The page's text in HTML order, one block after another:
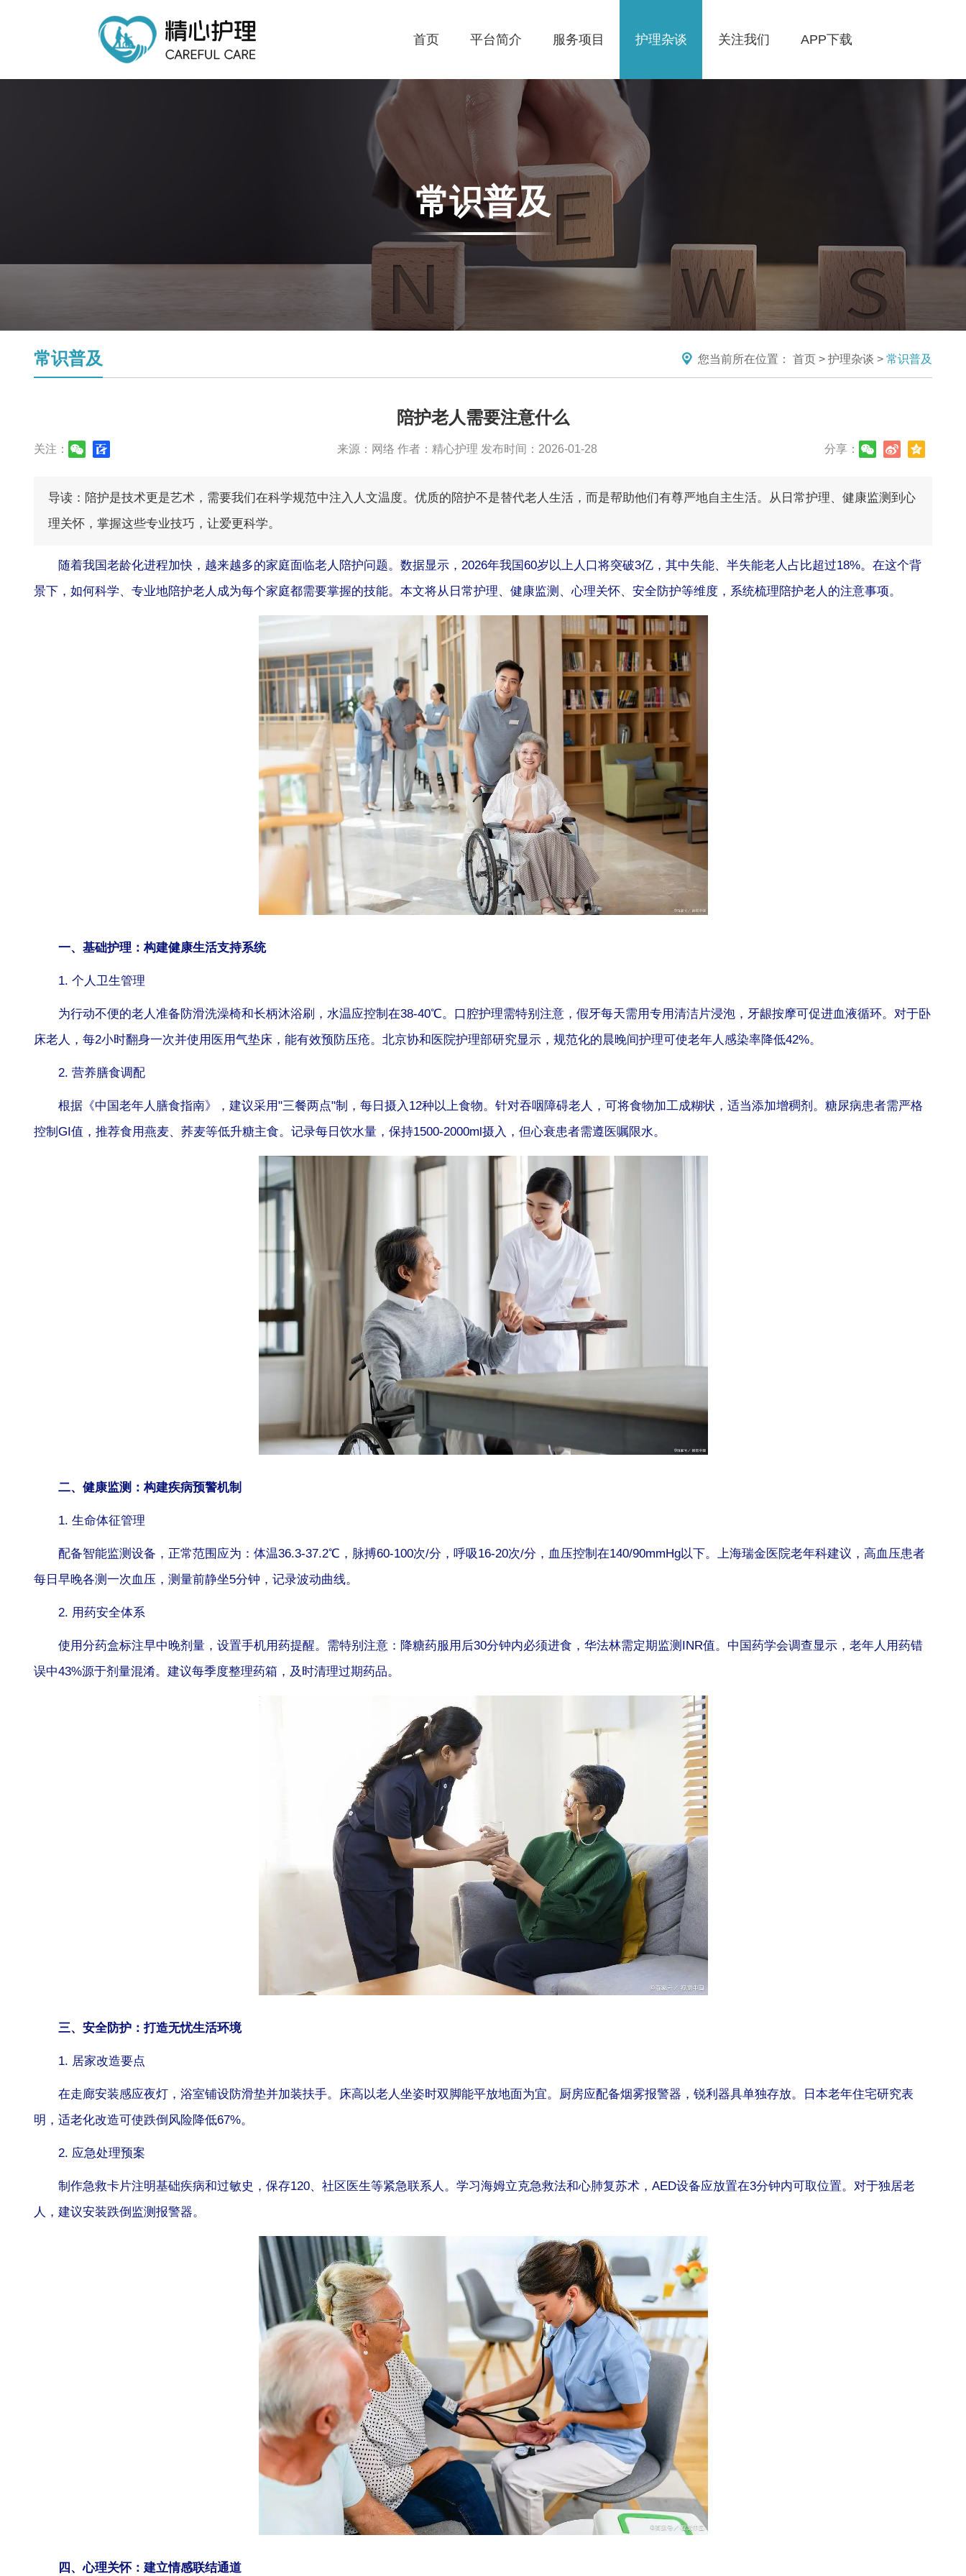
首页 平台简介 服务项目 护理杂谈 关注我们 APP下载
常识普及
常识普及 您当前所在位置： 首页 > 护理杂谈 > 常识普及
陪护老人需要注意什么
关注： 来源：网络 作者：精心护理 发布时间：2026-01-28 分享：
导读：陪护是技术更是艺术，需要我们在科学规范中注入人文温度。优质的陪护不是替代老人生活，而是帮助他们有尊严地自主生活。从日常护理、健康监测到心
理关怀，掌握这些专业技巧，让爱更科学。
随着我国老龄化进程加快，越来越多的家庭面临老人陪护问题。数据显示，2026年我国60岁以上人口将突破3亿，其中失能、半失能老人占比超过18%。在这个背
景下，如何科学、专业地陪护老人成为每个家庭都需要掌握的技能。本文将从日常护理、健康监测、心理关怀、安全防护等维度，系统梳理陪护老人的注意事项。
一、基础护理：构建健康生活支持系统
1. 个人卫生管理
为行动不便的老人准备防滑洗澡椅和长柄沐浴刷，水温应控制在38-40℃。口腔护理需特别注意，假牙每天需用专用清洁片浸泡，牙龈按摩可促进血液循环。对于卧
床老人，每2小时翻身一次并使用医用气垫床，能有效预防压疮。北京协和医院护理部研究显示，规范化的晨晚间护理可使老年人感染率降低42%。
2. 营养膳食调配
根据《中国老年人膳食指南》，建议采用"三餐两点"制，每日摄入12种以上食物。针对吞咽障碍老人，可将食物加工成糊状，适当添加增稠剂。糖尿病患者需严格
控制GI值，推荐食用燕麦、荞麦等低升糖主食。记录每日饮水量，保持1500-2000ml摄入，但心衰患者需遵医嘱限水。
二、健康监测：构建疾病预警机制
1. 生命体征管理
配备智能监测设备，正常范围应为：体温36.3-37.2℃，脉搏60-100次/分，呼吸16-20次/分，血压控制在140/90mmHg以下。上海瑞金医院老年科建议，高血压患者
每日早晚各测一次血压，测量前静坐5分钟，记录波动曲线。
2. 用药安全体系
使用分药盒标注早中晚剂量，设置手机用药提醒。需特别注意：降糖药服用后30分钟内必须进食，华法林需定期监测INR值。中国药学会调查显示，老年人用药错
误中43%源于剂量混淆。建议每季度整理药箱，及时清理过期药品。
三、安全防护：打造无忧生活环境
1. 居家改造要点
在走廊安装感应夜灯，浴室铺设防滑垫并加装扶手。床高以老人坐姿时双脚能平放地面为宜。厨房应配备烟雾报警器，锐利器具单独存放。日本老年住宅研究表
明，适老化改造可使跌倒风险降低67%。
2. 应急处理预案
制作急救卡片注明基础疾病和过敏史，保存120、社区医生等紧急联系人。学习海姆立克急救法和心肺复苏术，AED设备应放置在3分钟内可取位置。对于独居老
人，建议安装跌倒监测报警器。
四、心理关怀：建立情感联结通道